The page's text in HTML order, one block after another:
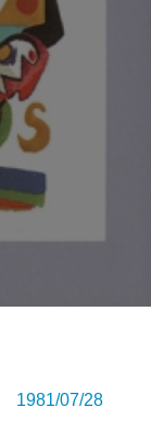
07/28